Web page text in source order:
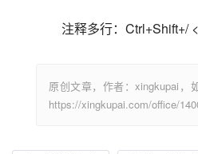
注释多行：
原创文章，作者：xingkupai，
https://xingkupai.com/office/